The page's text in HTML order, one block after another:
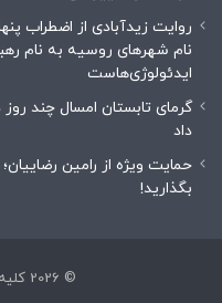
روایت زیدآبادی از اضطراب
نام شهرهای روسیه به نام
ایدئولوژی‌هاست
گرمای تابستان امسال چند
داد
حمایت ویژه از رامین
بگذارید!
© 2026 کلیه حقوق محفوظ است.